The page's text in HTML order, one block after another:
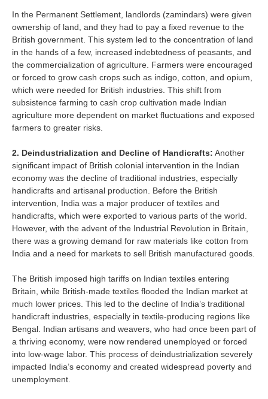
In the Permanent Settlement, landlords (zamindars) were given
ownership of land, and they had to pay a fixed revenue to the
British government. This system led to the concentration of land
in the hands of a few, increased indebtedness of peasants, and
the commercialization of agriculture. Farmers were encouraged
or forced to grow cash crops such as indigo, cotton, and opium,
which were needed for British industries. This shift from
subsistence farming to cash crop cultivation made Indian
agriculture more dependent on market fluctuations and exposed
farmers to greater risks.
2. Deindustrialization and Decline of Handicrafts: Another
significant impact of British colonial intervention in the Indian
economy was the decline of traditional industries, especially
handicrafts and artisanal production. Before the British
intervention, India was a major producer of textiles and
handicrafts, which were exported to various parts of the world.
However, with the advent of the Industrial Revolution in Britain,
there was a growing demand for raw materials like cotton from
India and a need for markets to sell British manufactured goods.
The British imposed high tariffs on Indian textiles entering
Britain, while British-made textiles flooded the Indian market at
much lower prices. This led to the decline of India’s traditional
handicraft industries, especially in textile-producing regions like
Bengal. Indian artisans and weavers, who had once been part of
a thriving economy, were now rendered unemployed or forced
into low-wage labor. This process of deindustrialization severely
impacted India’s economy and created widespread poverty and
unemployment.